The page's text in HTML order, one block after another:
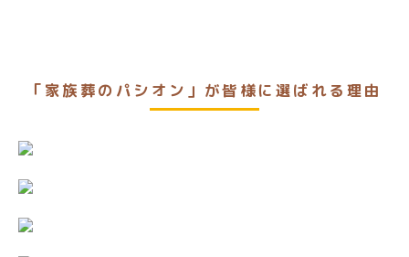
「家族葬のパシオン」が皆様に選ばれる理由